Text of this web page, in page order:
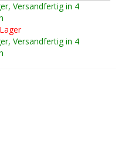
Versandfertig in 4
Versandfertig in 4